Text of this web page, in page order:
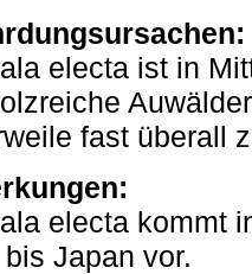
electa ist in
fast überall
electa kommt
Japan vor.